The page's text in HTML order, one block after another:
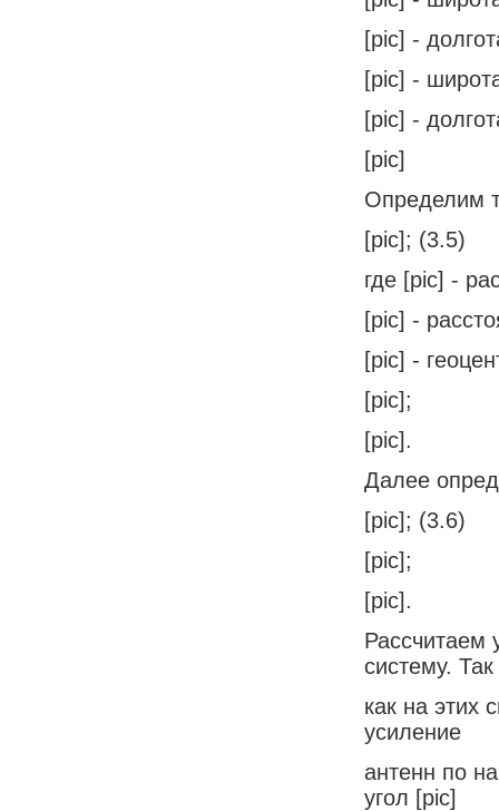
[pic] -
[pic] -
[pic] -
[pic]
Определим
[pic]; (3.5)
где [pic] -
[pic] -
[pic] -
[pic];
[pic].
Далее
[pic]; (3.6)
[pic];
[pic].
систему. Так
как на этих
усиление
антенн по
угол [pic]